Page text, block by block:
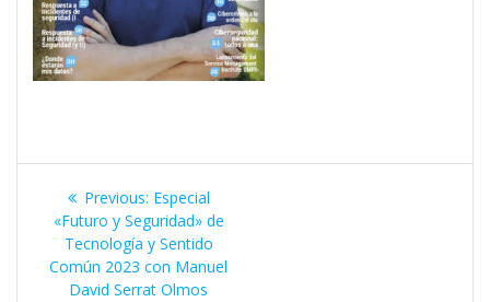
Navegación
de
entradas
Previous: Previous
post:
Especial
«Futuro y Seguridad» de
Tecnología y Sentido
Común 2023 con Manuel
David Serrat Olmos